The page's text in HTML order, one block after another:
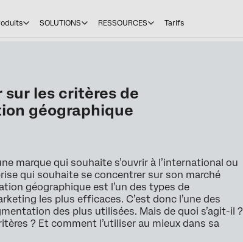
SOLUTIONS RESSOURCES Tarifs
sur les critères de
géographique
marque qui souhaite s’ouvrir à l’international ou
qui souhaite se concentrer sur son marché
géographique est l’un des types de
les plus efficaces. C’est donc l’une des
des plus utilisées. Mais de quoi s’agit-il ?
? Et comment l’utiliser au mieux dans sa